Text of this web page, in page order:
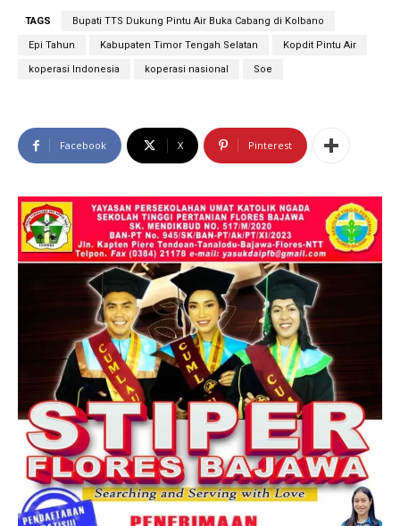
TAGS Bupati TTS Dukung Pintu Air Buka Cabang di Kolbano
Epi Tahun Kabupaten Timor Tengah Selatan Kopdit Pintu Air
koperasi Indonesia koperasi nasional Soe
Facebook X Pinterest